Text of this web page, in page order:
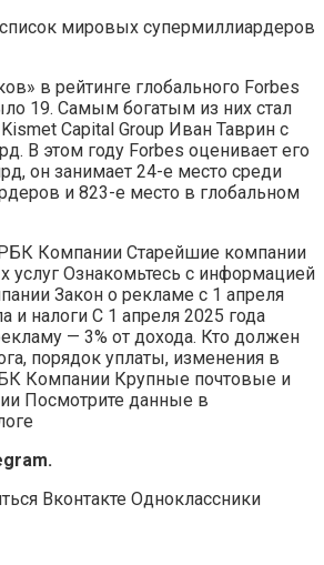
мировых супермиллиардеров
в рейтинге глобального Forbes
19. Самым богатым из них стал
Capital Group Иван Таврин с
В этом году Forbes оценивает его
он занимает 24-е место среди
и 823-е место в глобальном
Компании Старейшие компании
услуг Ознакомьтесь с информацией
Закон о рекламе с 1 апреля
и налоги С 1 апреля 2025 года
— 3% от дохода. Кто должен
порядок уплаты, изменения в
Компании Крупные почтовые и
Посмотрите данные в
Вконтакте Одноклассники